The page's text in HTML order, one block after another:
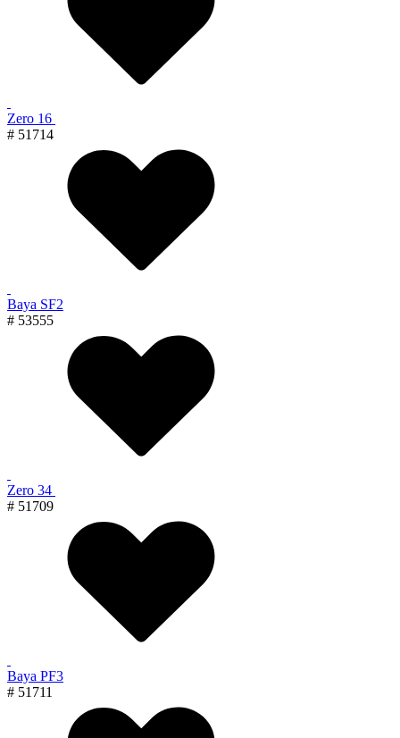
Zero 16
# 51714
Baya SF2
# 53555
Zero 34
# 51709
Baya PF3
# 51711